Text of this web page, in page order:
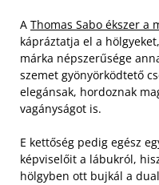
A Thomas Sabo ékszer a
kápráztatja el a
márka népszerűsége
szemet gyönyörködtető
elegánsak, hordoznak
vagányságot is.
E kettőség pedig egész
képviselőit a lábukról,
hölgyben ott bujkál a